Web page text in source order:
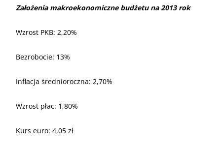
Założenia makroekonomiczne budżetu na 2013 rok
Wzrost PKB: 2,20%
Bezrobocie: 13%
Inflacja średnioroczna: 2,70%
Wzrost płac: 1,80%
Kurs euro: 4,05 zł